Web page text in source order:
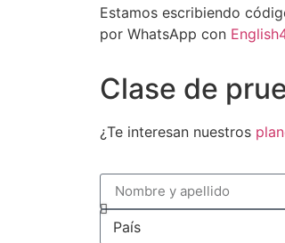
Estamos escribiendo
por WhatsApp con
Clase de
¿Te interesan nuestros